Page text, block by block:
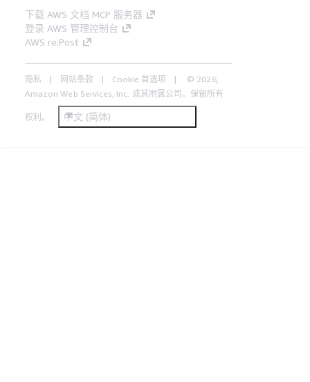
下载 AWS 文档 MCP 服务器
登录 AWS 管理控制台
AWS re:Post
隐私 网站条款 Cookie 首选项
© 2026,
Amazon Web Services, Inc. 或其附属公司。保留所有
权利。 中文 (简体)